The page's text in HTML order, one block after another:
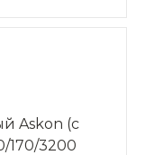
Askon (с
170/3200